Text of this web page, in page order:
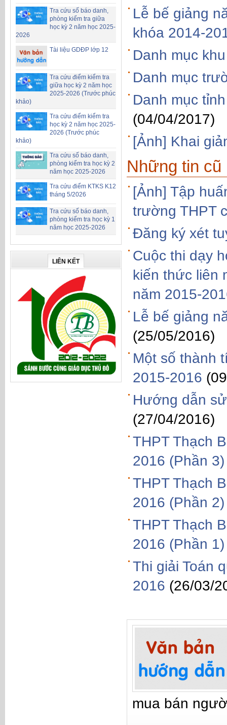
Tra cứu số báo danh,
phòng kiểm tra giữa
học kỳ 2 năm học 2025-
2026
Tài liệu GDĐP lớp 12
Tra cứu điểm kiểm tra
giữa học kỳ 2 năm học
2025-2026 (Trước phúc
khảo)
Tra cứu điểm kiểm tra
học kỳ 2 năm học 2025-
2026 (Trước phúc
khảo)
Tra cứu số báo danh,
phòng kiểm tra học kỳ 2
năm học 2025-2026
Tra cứu điểm KTKS K12
tháng 5/2026
Tra cứu số báo danh,
phòng kiểm tra học kỳ 1
năm học 2025-2026
LIÊN KẾT
Lễ bế giảng
khóa 2014-
Danh mục
Danh mục
Danh mục
(04/04/2017)
[Ảnh] Khai
Những tin cũ
[Ảnh] Tập
trường THPT
Đăng ký xét
Cuộc thi dạy
kiến thức liên
năm 2015-
Lễ bế giảng
(25/05/2016)
Một số thành
2015-2016
Hướng dẫn
(27/04/2016)
THPT Thạch
2016 (Phần 3)
THPT Thạch
2016 (Phần 2)
THPT Thạch
2016 (Phần 1)
Thi giải Toán
2016 (26/03/
mua bán